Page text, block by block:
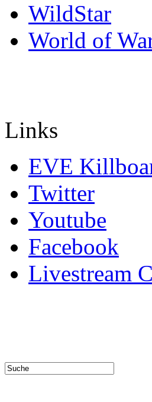
WildStar
World of
Links
EVE
Twitter
Youtube
Facebook
Livestream